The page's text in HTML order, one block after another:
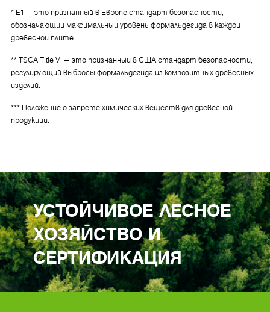
* E1 — это признанный в Европе стандарт безопасности,
обозначающий максимальный уровень формальдегида в каждой
древесной плите.
** TSCA Title VI — это признанный в США стандарт безопасности,
регулирующий выбросы формальдегида из композитных древесных
изделий.
*** Положение о запрете химических веществ для древесной
продукции.
УСТОЙЧИВОЕ ЛЕСНОЕ
ХОЗЯЙСТВО И
СЕРТИФИКАЦИЯ